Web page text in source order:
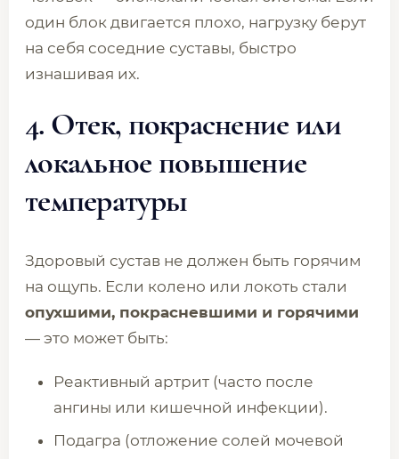
один блок двигается плохо, нагрузку берут
на себя соседние суставы, быстро
изнашивая их.
4. Отек, покраснение или
локальное повышение
температуры
Здоровый сустав не должен быть горячим
на ощупь. Если колено или локоть стали
опухшими, покрасневшими и горячими
— это может быть:
Реактивный артрит (часто после
ангины или кишечной инфекции).
Подагра (отложение солей мочевой